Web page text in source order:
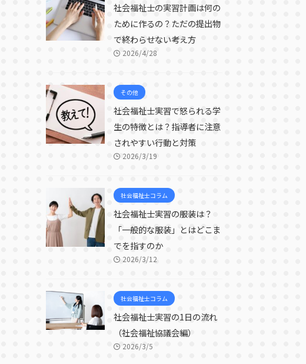
社会福祉士の実習計画は何の
ために作るの？ただの提出物
で終わらせない考え方
2026/4/28
その他
社会福祉士実習で怒られる学
生の特徴とは？指導者に注意
されやすい行動と対策
2026/3/19
社会福祉士コラム
社会福祉士実習の服装は？
「一般的な服装」とはどこま
でを指すのか
2026/3/12
社会福祉士コラム
社会福祉士実習の1日の流れ
（社会福祉協議会編）
2026/3/5